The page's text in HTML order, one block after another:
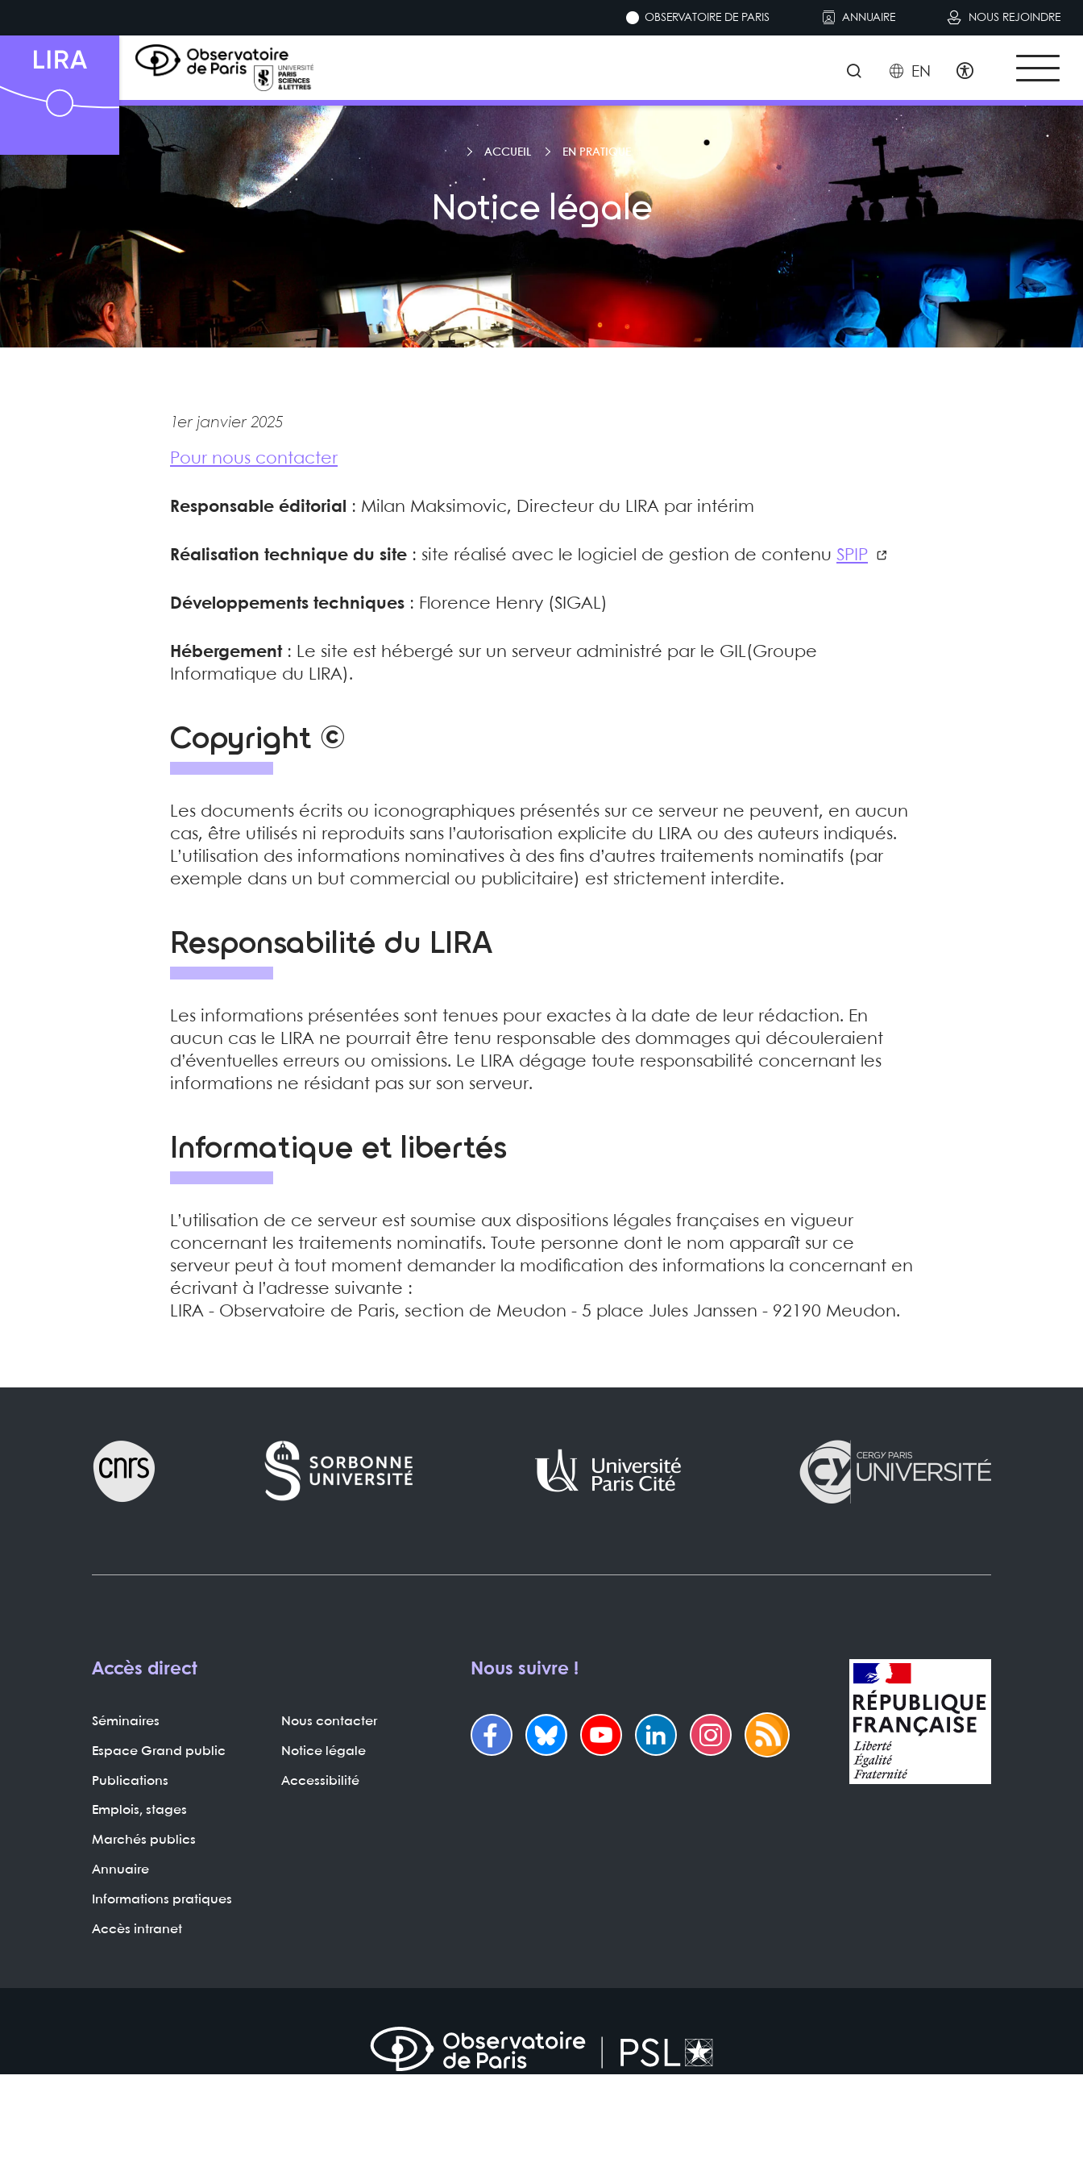
OBSERVATOIRE DE PARIS ANNUAIRE NOUS REJOINDRE
EN
ACCUEIL EN PRATIQUE
Notice légale
1er janvier 2025
Pour nous contacter
Responsable éditorial : Milan Maksimovic, Directeur du LIRA par intérim
Réalisation technique du site : site réalisé avec le logiciel de gestion de contenuSPIP
Développements techniques : Florence Henry (SIGAL)
Hébergement: Le site est hébergé sur un serveur administré par le GIL(Groupe
Informatique du LIRA).
Copyright ©
Les documents écrits ou iconographiques présentés sur ce serveur ne peuvent, en aucun
cas, être utilisés ni reproduits sans l’autorisation explicite du LIRA ou des auteurs indiqués.
L’utilisation des informations nominatives à des fins d’autres traitements nominatifs (par
exemple dans un but commercial ou publicitaire) est strictement interdite.
Responsabilité du LIRA
Les informations présentées sont tenues pour exactes à la date de leur rédaction. En
aucun cas le LIRA ne pourrait être tenu responsable des dommages qui découleraient
d’éventuelles erreurs ou omissions. Le LIRA dégage toute responsabilité concernant les
informations ne résidant pas sur son serveur.
Informatique et libertés
L’utilisation de ce serveur est soumise aux dispositions légales françaises en vigueur
concernant les traitements nominatifs. Toute personne dont le nom apparaît sur ce
serveur peut à tout moment demander la modification des informations la concernant en
écrivant à l’adresse suivante :
LIRA - Observatoire de Paris, section de Meudon - 5 place Jules Janssen - 92190 Meudon.
Accès direct
Séminaires
Espace Grand public
Publications
Emplois, stages
Marchés publics
Annuaire
Informations pratiques
Accès intranet
Nous contacter
Notice légale
Accessibilité
Nous suivre !